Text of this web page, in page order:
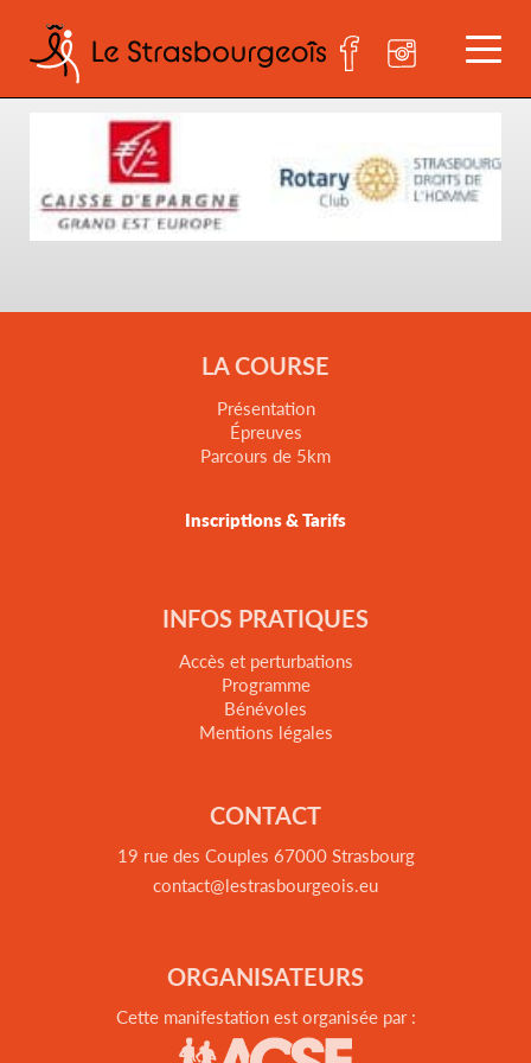
logos partenaires expo
LA COURSE
Présentation
Épreuves
Parcours de 5km
Inscriptions & Tarifs
INFOS PRATIQUES
Accès et perturbations
Programme
Bénévoles
Mentions légales
CONTACT
19 rue des Couples 67000 Strasbourg
contact@lestrasbourgeois.eu
ORGANISATEURS
Cette manifestation est organisée par :